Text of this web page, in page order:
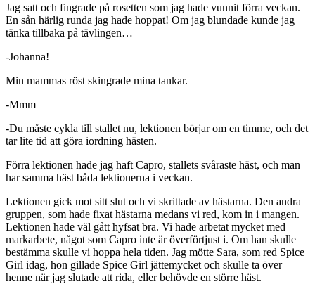
Jag satt och fingrade på rosetten som jag hade vunnit förra veckan.
En sån härlig runda jag hade hoppat! Om jag blundade kunde jag
tänka tillbaka på tävlingen…
-Johanna!
Min mammas röst skingrade mina tankar.
-Mmm
-Du måste cykla till stallet nu, lektionen börjar om en timme, och det
tar lite tid att göra iordning hästen.
Förra lektionen hade jag haft Capro, stallets svåraste häst, och man
har samma häst båda lektionerna i veckan.
Lektionen gick mot sitt slut och vi skrittade av hästarna. Den andra
gruppen, som hade fixat hästarna medans vi red, kom in i mangen.
Lektionen hade väl gått hyfsat bra. Vi hade arbetat mycket med
markarbete, något som Capro inte är överförtjust i. Om han skulle
bestämma skulle vi hoppa hela tiden. Jag mötte Sara, som red Spice
Girl idag, hon gillade Spice Girl jättemycket och skulle ta över
henne när jag slutade att rida, eller behövde en större häst.